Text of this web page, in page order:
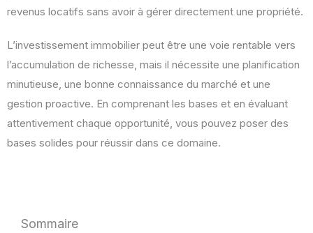
revenus locatifs sans avoir à gérer directement une propriété.
L’investissement immobilier peut être une voie rentable vers
l’accumulation de richesse, mais il nécessite une planification
minutieuse, une bonne connaissance du marché et une
gestion proactive. En comprenant les bases et en évaluant
attentivement chaque opportunité, vous pouvez poser des
bases solides pour réussir dans ce domaine.
Sommaire